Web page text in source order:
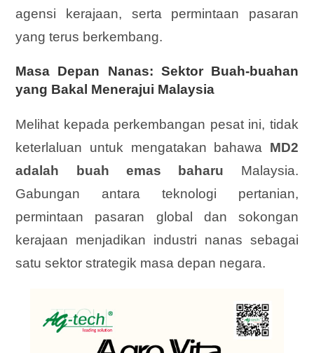
agensi kerajaan, serta permintaan pasaran
yang terus berkembang.
Masa Depan Nanas: Sektor Buah-buahan
yang Bakal Menerajui Malaysia
Melihat kepada perkembangan pesat ini, tidak
keterlaluan untuk mengatakan bahawa MD2
adalah buah emas baharu Malaysia.
Gabungan antara teknologi pertanian,
permintaan pasaran global dan sokongan
kerajaan menjadikan industri nanas sebagai
satu sektor strategik masa depan negara.